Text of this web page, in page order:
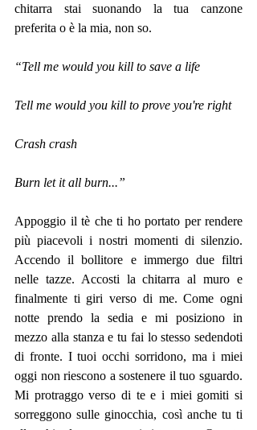
chitarra stai suonando la tua canzone
preferita o è la mia, non so.
“Tell me would you kill to save a life
Tell me would you kill to prove you're right
Crash crash
Burn let it all burn...”
Appoggio il tè che ti ho portato per rendere
più piacevoli i nostri momenti di silenzio.
Accendo il bollitore e immergo due filtri
nelle tazze. Accosti la chitarra al muro e
finalmente ti giri verso di me. Come ogni
notte prendo la sedia e mi posiziono in
mezzo alla stanza e tu fai lo stesso sedendoti
di fronte. I tuoi occhi sorridono, ma i miei
oggi non riescono a sostenere il tuo sguardo.
Mi protraggo verso di te e i miei gomiti si
sorreggono sulle ginocchia, così anche tu ti